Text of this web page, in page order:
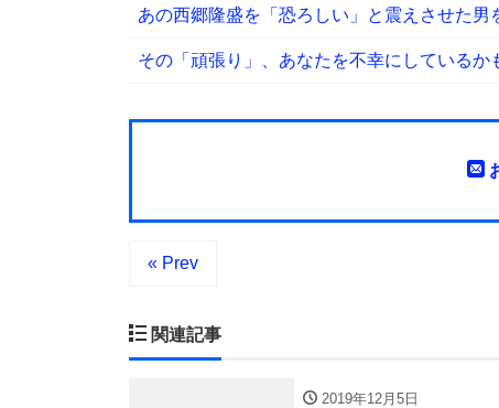
あの西郷隆盛を「恐ろしい」と震えさせた男
その「頑張り」、あなたを不幸にしているか
« Prev
関連記事
2019年12月5日